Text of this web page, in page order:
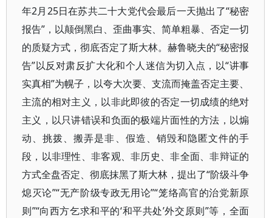
年2月25日在苏共二十大党代会最后一天抛出了“秘密
报告”，以颠倒黑白、歪曲事实、简单粗暴、否定一切
的质疑方式，彻底否定了斯大林。赫鲁晓夫的“秘密报
告”以反对肃反扩大化和个人迷信为切入点，以“讲事
实真相”为幌子，以夸大次要、支流而掩盖否定主要、
主流的相对主义，以非此即彼的否定一切成绩的绝对
主义，以只讲错误和负面的极端片面性的方法，以煽
动、挑拨、搬弄是非、假造、销毁和隐匿文件的手
段，以非理性、非客观、非历史、非全面、非辩证的
方式全盘否定、彻底抹黑了斯大林，提出了“阶级斗争
熄灭论”“无产阶级专政无用论”“笼络高官的治党新原
则”“向西方乞求和平的‘和平共处’外交原则”等，全面